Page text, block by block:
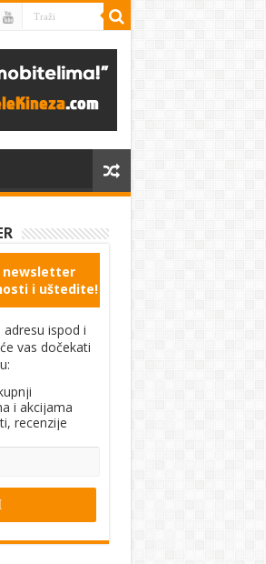
newsletter
i uštedite!
ispod i
vas dočekati
i akcijama
recenzije